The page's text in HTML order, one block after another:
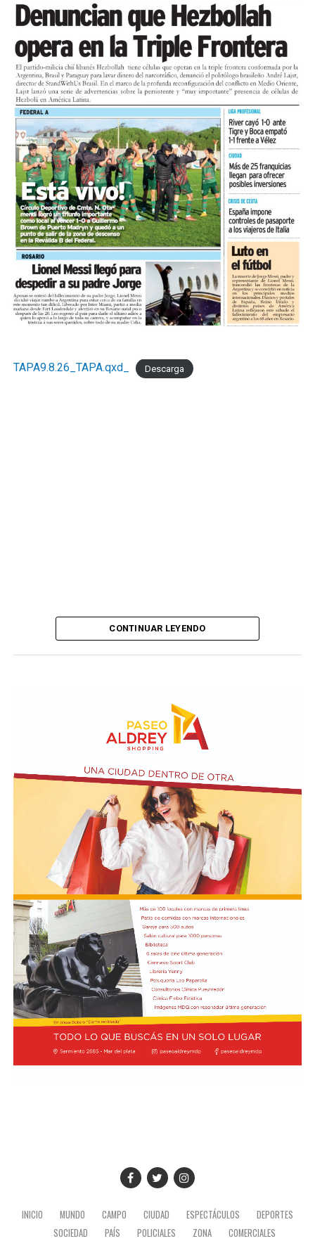
actual no es propicio para invertir, la proporción más
alta relevada en lo que va del año.
En cuanto a las utilidades, solo el 15,9% las califica
como buenas, mientras que el 28,6% las califica como
malas y el 6,3% como pésimas.
Comparado con junio, el mes registró una variación
positiva del 1,2%, una lectura de corto plazo influida
por la estacionalidad del receso invernal que no
modifica el diagnóstico de fondo. UCIP monitorea
mensualmente la actividad del comercio minorista
marplatense a través del DESE y pone estos resultados a
disposición de los actores públicos y privados con un
objetivo concreto: que las decisiones de política
económica estén informadas por la realidad del sector
que genera empleo formal, paga sus obligaciones y
sostiene la actividad comercial de Mar del Pata
."Necesitamos la recomposición el poder adquisitivo y el
TAPA9.8.26_TAPA.qxd_ Descarga
CONTINUAR LEYENDO
INICIO MUNDO CAMPO CIUDAD ESPECTÁCULOS
DEPORTES
SOCIEDAD
PAÍS POLICIALES ZONA COMERCIALES